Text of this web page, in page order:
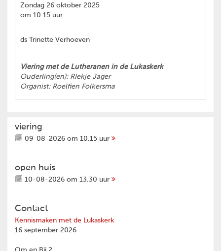
Zondag 26 oktober 2025
om 10.15 uur
ds Trinette Verhoeven
Viering met de Lutheranen in de Lukaskerk
Ouderling(en): RIekje Jager
Organist: Roelfien Folkersma
viering
09-08-2026 om 10.15 uur
open huis
10-08-2026 om 13.30 uur
Contact
Kennismaken met de Lukaskerk
16 september 2026